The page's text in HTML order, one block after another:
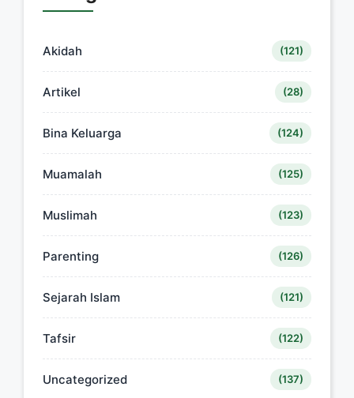
Akidah (121)
Artikel (28)
Bina Keluarga (124)
Muamalah (125)
Muslimah (123)
Parenting (126)
Sejarah Islam (121)
Tafsir (122)
Uncategorized (137)